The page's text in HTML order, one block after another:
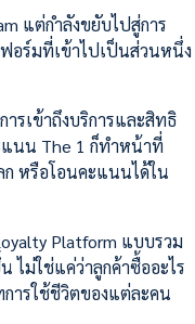
แต่กำลังขยับไปสู่การ
อร์มที่เข้าไปเป็นส่วนหนึ่ง
รเข้าถึงบริการและสิทธิ
นน The 1 ก็ทำหน้าที่
ก หรือโอนคะแนนได้ใน
Platform แบบรวม
ไม่ใช่แค่ว่าลูกค้าซื้ออะไร
ารใช้ชีวิตของแต่ละคน